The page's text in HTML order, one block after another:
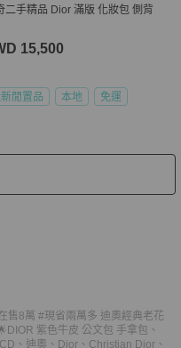
二手精品 Dior 滿版 化妝包 側背
15,500
閒置品 本地 免運
售8萬 #現省兩萬多 迪奧經典老花
紫色牛皮 公文包 手拿包 、
CD 、 迪奧 、 Dior 、 Christian Dior 、